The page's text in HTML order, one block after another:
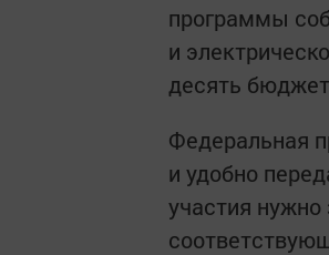
программы
и
десять
Федеральная
и удобно
участия нужно